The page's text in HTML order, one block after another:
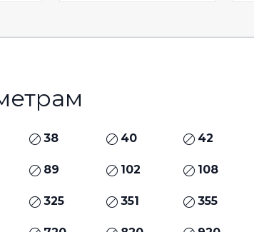
38 40 42
89 102 108
325 351 355